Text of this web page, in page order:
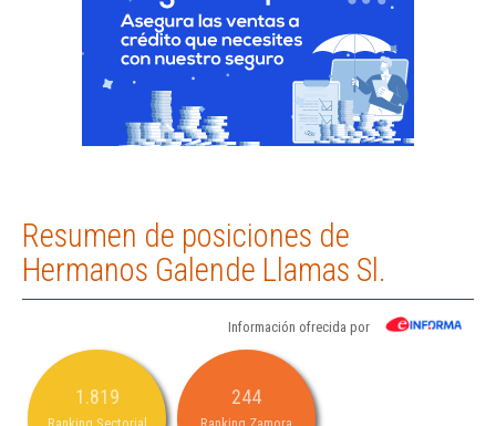
Resumen de posiciones de
Hermanos Galende Llamas Sl.
Información ofrecida por
1.819 244